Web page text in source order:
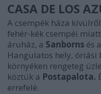
CASA DE LOS
A csempék háza
fehér-kék csempéi
áruház, a Sanborns és
Hangulatos hely, óriási
környéken rengeteg
köztük a Postapalota.
errefelé.